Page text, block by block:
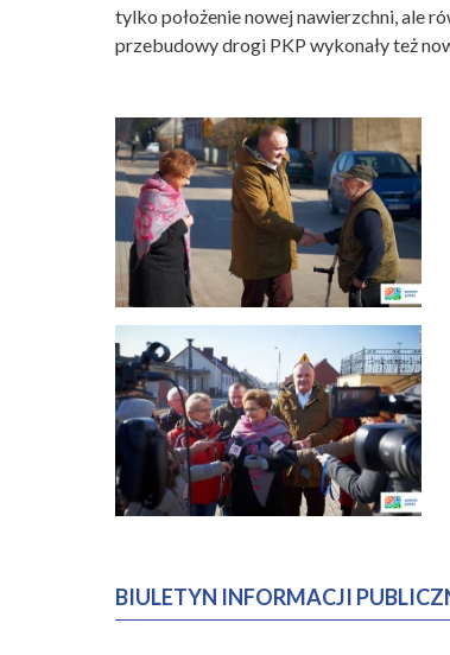
tylko położenie nowej nawierzchni, ale
przebudowy drogi PKP wykonały też
BIULETYN INFORMACJI